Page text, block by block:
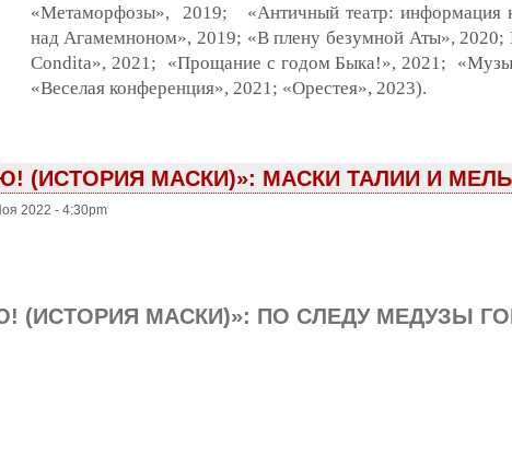
«Метаморфозы», 2019; «Античный театр:
над Агамемноном», 2019; «В плену безумной Аты», 2020;
Condita», 2021; «Прощание с годом Быка!», 2021;
«Веселая конференция», 2021; «Орестея», 2023).
(ИСТОРИЯ МАСКИ)»: МАСКИ ТАЛИИ И
2022 - 4:30pm
(ИСТОРИЯ МАСКИ)»: ПО СЛЕДУ МЕДУЗЫ